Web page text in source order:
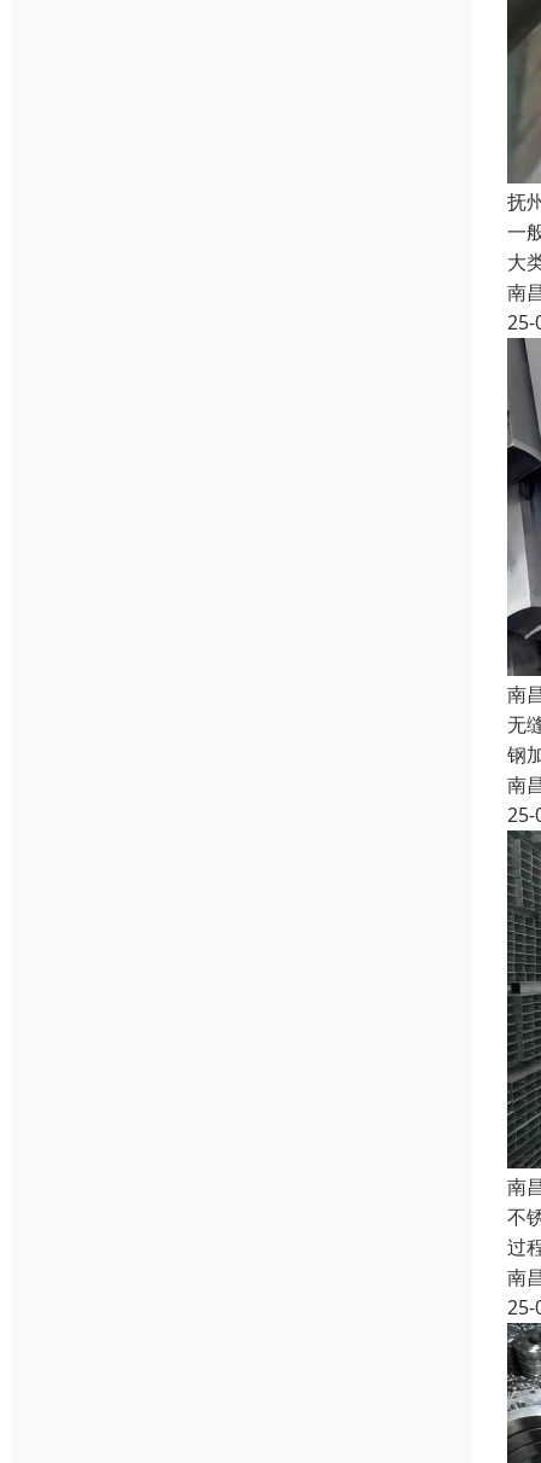
抚
一
大
南
25-
南
无
钢
南
25-
南
不
过
南
25-